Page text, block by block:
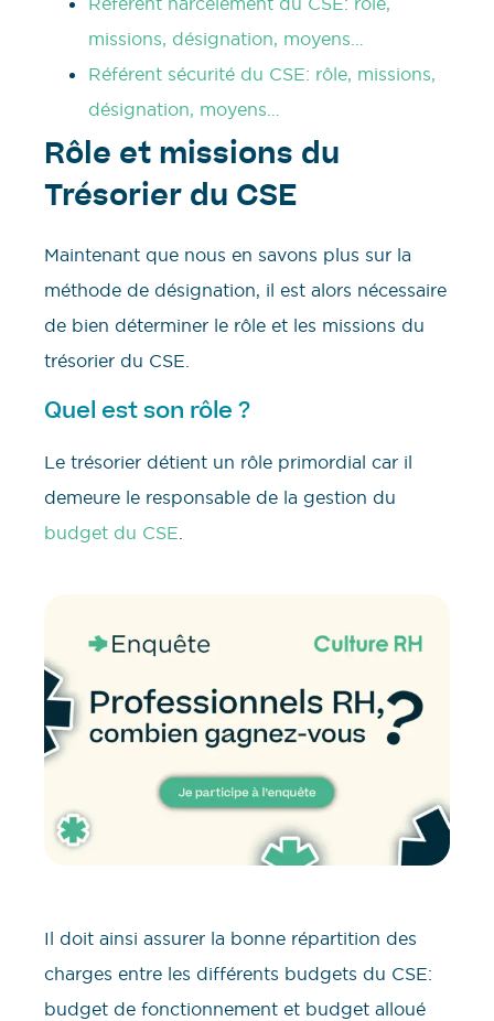
missions, désignation, moyens…
Référent sécurité du CSE: rôle, missions,
désignation, moyens…
Rôle et missions du
Trésorier du CSE
Maintenant que nous en savons plus sur la
méthode de désignation, il est alors nécessaire
de bien déterminer le rôle et les missions du
trésorier du CSE.
Quel est son rôle ?
Le trésorier détient un rôle primordial car il
demeure le responsable de la gestion du
budget du CSE.
Il doit ainsi assurer la bonne répartition des
charges entre les différents budgets du CSE:
budget de fonctionnement et budget alloué